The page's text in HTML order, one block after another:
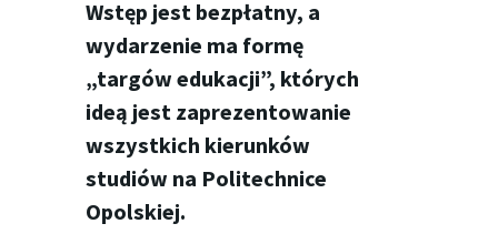
Wstęp jest bezpłatny, a
wydarzenie ma formę
„targów edukacji”, których
ideą jest zaprezentowanie
wszystkich kierunków
studiów na Politechnice
Opolskiej.